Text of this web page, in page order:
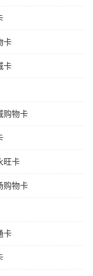
卡
卡
购物卡
旺卡
购物卡
卡